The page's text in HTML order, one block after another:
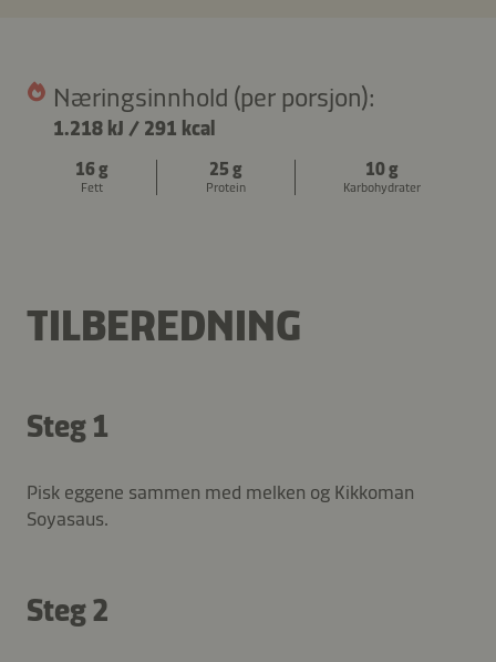
Næringsinnhold (per porsjon):
1.218 kJ / 291 kcal
16 g
Fett
25 g
Protein
10 g
Karbohydrater
TILBEREDNING
Steg 1
Pisk eggene sammen med melken og Kikkoman
Soyasaus.
Steg 2